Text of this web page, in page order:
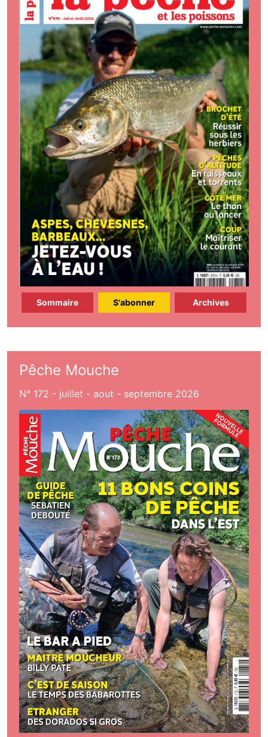
Sommaire S'abonner Archives
Pêche Mouche
N° 172 - juillet - aout - septembre 2026